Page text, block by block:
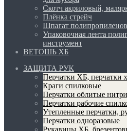
Скотч акриловый,
Плёнка стрейч
Шпагат
Упаковочная лента
инструмент
ВЕТОШЬ ХБ
ЗАЩИТА РУК
Перчатки ХБ, перчатки
Краги спилковые
Перчатки облитые
Перчатки рабочие
Утепленные перчатки,
Перчатки одноразовые
Рукавицы ХБ,